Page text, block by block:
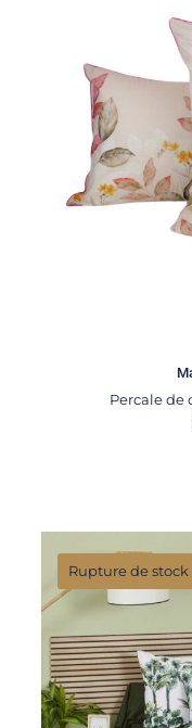
Percale de
Rupture de stock